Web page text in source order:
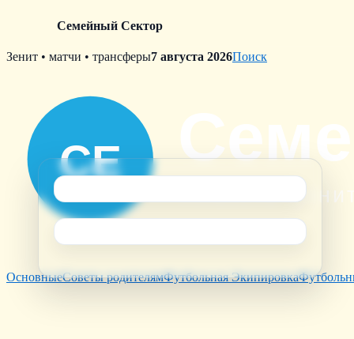
Семейный Сектор
Skip
Зенит • матчи • трансферы7 августа 2026Поиск
ОсновныеСоветы родителямФутбольная Экипировка